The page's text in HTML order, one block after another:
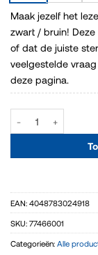
Maak jezelf het
zwart / bruin! Deze
of dat de juiste
veelgestelde vraag
deze pagina.
EAN: 4048783024918
SKU: 77466001
Categorieën: Alle